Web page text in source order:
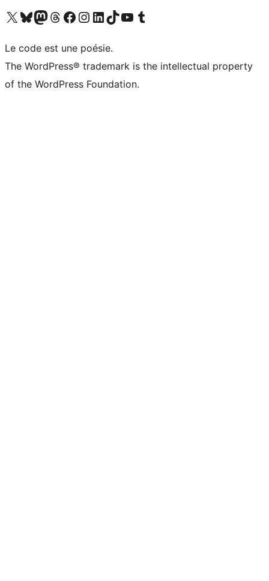
Visitez notre compte X (précédemment Twitter)
Visiter notre compte Bluesky
Visiter notre compte Mastodon
Visiter notre compte Threads
Consulter notre compte Facebook
Consulter notre compte Instagram
Consulter notre compte LinkedIn
Visiter notre compte TokTok
Visiter notre chaîne YouTube
Visiter notre compte Tumblr
Le code est une poésie.
The WordPress® trademark is the intellectual property
of the WordPress Foundation.